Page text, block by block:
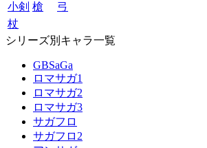
小剣 槍
弓
杖
シリーズ別キャラ一覧
GBSaGa
ロマサガ1
ロマサガ2
ロマサガ3
サガフロ
サガフロ2